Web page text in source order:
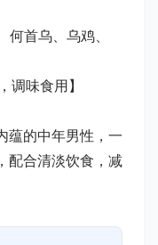
首乌、乌鸡、
调味食用】
蕴的中年男性，一
配合清淡饮食，减